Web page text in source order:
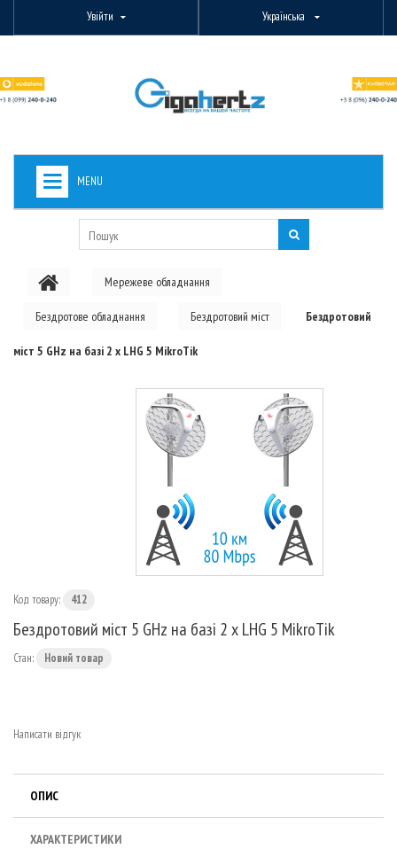
Увійти Українська
MENU
PON ОБЛАДНАННЯ
Мережеве обладнання
Бездротове обладнання Бездротовий міст Бездротовий
міст 5 GHz на базі 2 x LHG 5 MikroTik
Код товару: 412
Бездротовий міст 5 GHz на базі 2 x LHG 5 MikroTik
Стан: Новий товар
Написати відгук
ОПИС
ХАРАКТЕРИСТИКИ